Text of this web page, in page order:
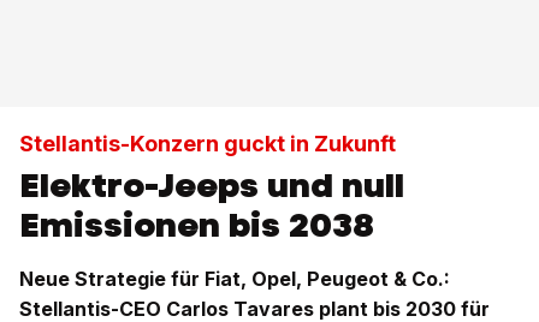
Stellantis-Konzern guckt in Zukunft
Elektro-Jeeps und null
Emissionen bis 2038
Neue Strategie für Fiat, Opel, Peugeot & Co.:
Stellantis-CEO Carlos Tavares plant bis 2030 für